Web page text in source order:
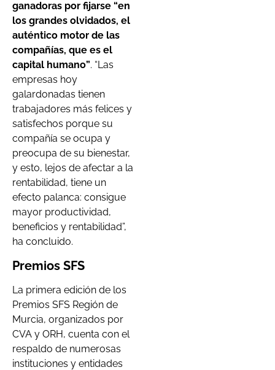
ganadoras por fijarse “en
los grandes olvidados, el
auténtico motor de las
compañías, que es el
capital humano”. “Las
empresas hoy
galardonadas tienen
trabajadores más felices y
satisfechos porque su
compañía se ocupa y
preocupa de su bienestar,
y esto, lejos de afectar a la
rentabilidad, tiene un
efecto palanca: consigue
mayor productividad,
beneficios y rentabilidad”,
ha concluido.
Premios SFS
La primera edición de los
Premios SFS Región de
Murcia, organizados por
CVA y ORH, cuenta con el
respaldo de numerosas
instituciones y entidades